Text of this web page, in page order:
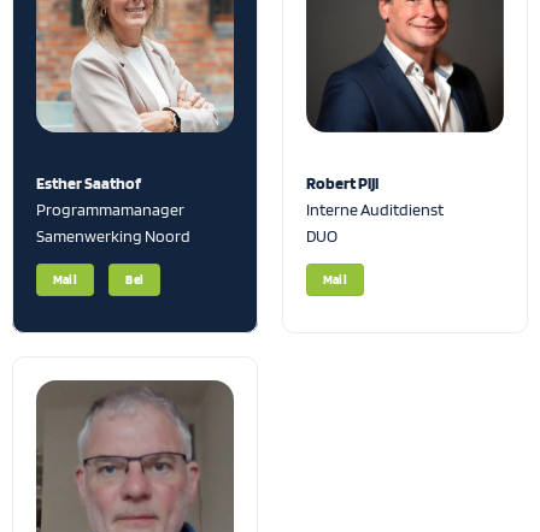
Esther Saathof
Programmamanager
Samenwerking Noord
Mail Bel
Robert Pijl
Interne Auditdienst
DUO
Mail